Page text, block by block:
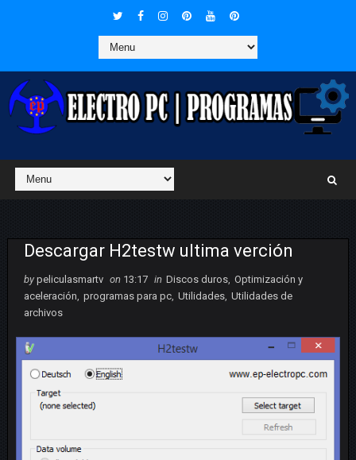
Descargar H2testw ultima verción
by peliculasmartv on 13:17 in Discos duros, Optimización y
aceleración programas para pc, Utilidades, Utilidades de
archivos